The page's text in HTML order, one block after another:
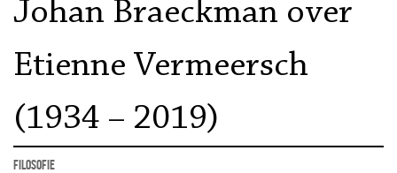
Aktief
Johan Braeckman over
Etienne Vermeersch
(1934 – 2019)
filosofie